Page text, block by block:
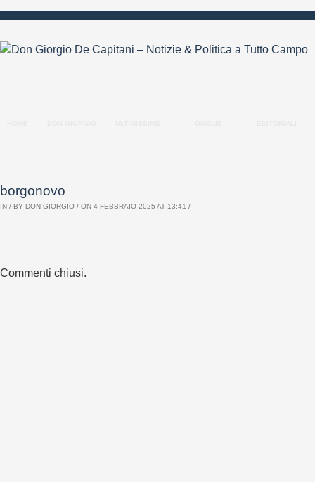
borgonovo
IN / BY DON GIORGIO / ON 4 FEBBRAIO 2025 AT 13:41 /
Commenti chiusi.